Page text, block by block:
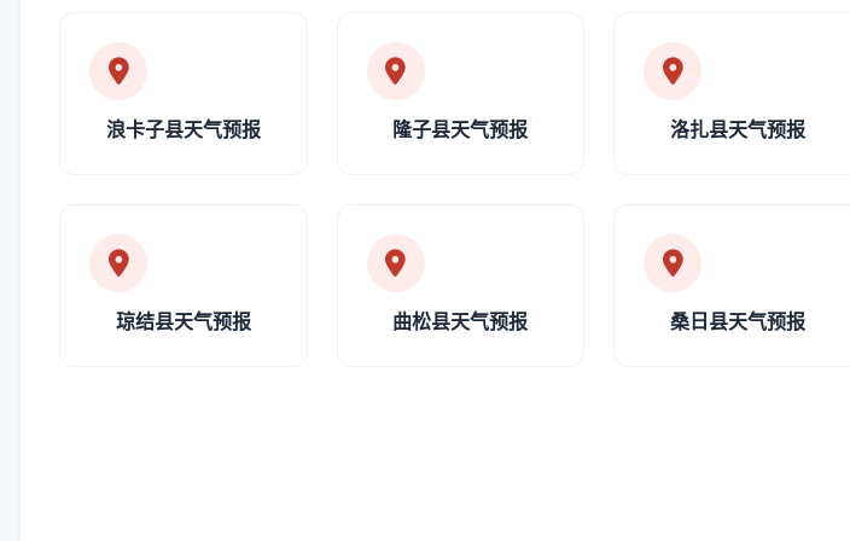
浪卡子县天气预报 隆子县天气预报 洛扎县天气预报
琼结县天气预报 曲松县天气预报 桑日县天气预报